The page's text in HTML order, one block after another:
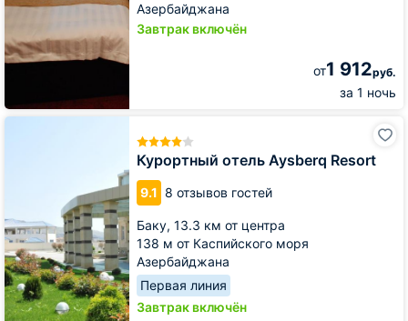
Азербайджана
Завтрак включён
от1 912руб.
за 1 ночь
Курортный отель Aysberq Resort
9.1 8 отзывов гостей
Баку, 13.3 км от центра
138 м от Каспийского моря
Азербайджана
Первая линия
Завтрак включён
Курортный